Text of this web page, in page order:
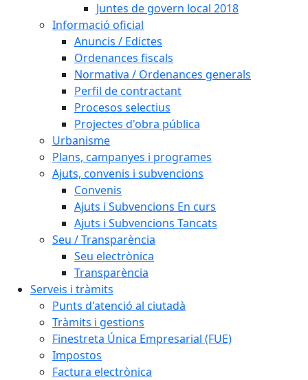
Juntes de govern local 2018
Informació oficial
Anuncis / Edictes
Ordenances fiscals
Normativa / Ordenances generals
Perfil de contractant
Procesos selectius
Projectes d'obra pública
Urbanisme
Plans, campanyes i programes
Ajuts, convenis i subvencions
Convenis
Ajuts i Subvencions En curs
Ajuts i Subvencions Tancats
Seu / Transparència
Seu electrònica
Transparència
Serveis i tràmits
Punts d'atenció al ciutadà
Tràmits i gestions
Finestreta Única Empresarial (FUE)
Impostos
Factura electrònica